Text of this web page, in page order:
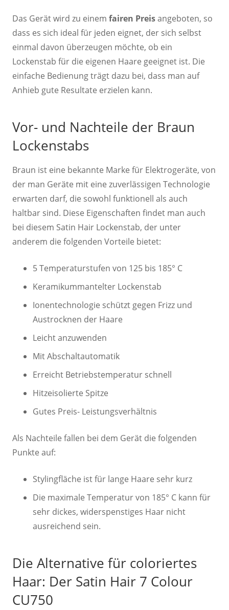
Das Gerät wird zu einem fairen Preisangeboten, so
dass es sich ideal für jeden eignet, der sich selbst
einmal davon überzeugen möchte, ob ein
Lockenstab für die eigenen Haare geeignet ist. Die
einfache Bedienung trägt dazu bei, dass man auf
Anhieb gute Resultate erzielen kann.
Vor- und Nachteile der Braun
Lockenstabs
Braun ist eine bekannte Marke für Elektrogeräte, von
der man Geräte mit eine zuverlässigen Technologie
erwarten darf, die sowohl funktionell als auch
haltbar sind. Diese Eigenschaften findet man auch
bei diesem Satin Hair Lockenstab, der unter
anderem die folgenden Vorteile bietet:
5 Temperaturstufen von 125 bis 185° C
Keramikummantelter Lockenstab
Ionentechnologie schützt gegen Frizz und
Austrocknen der Haare
Leicht anzuwenden
Mit Abschaltautomatik
Erreicht Betriebstemperatur schnell
Hitzeisolierte Spitze
Gutes Preis- Leistungsverhältnis
Als Nachteile fallen bei dem Gerät die folgenden
Punkte auf:
Stylingfläche ist für lange Haare sehr kurz
Die maximale Temperatur von 185° C kann für
sehr dickes, widerspenstiges Haar nicht
ausreichend sein.
Die Alternative für coloriertes
Haar: Der Satin Hair 7 Colour
CU750